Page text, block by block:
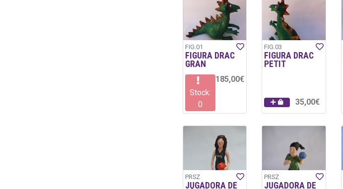
FIG.01
FIGURA DRAC
GRAN
Stock:
0
185,00€
FIG.03
FIGURA DRAC
PETIT
35,00€
PRSZ
JUGADORA DE
PRSZ
JUGADORA DE